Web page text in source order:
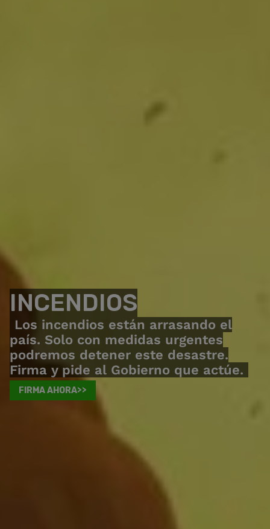
INCENDIOS
Los incendios están arrasando el
país. Solo con medidas urgentes
podremos detener este desastre.
Firma y pide al Gobierno que actúe.
FIRMA AHORA>>